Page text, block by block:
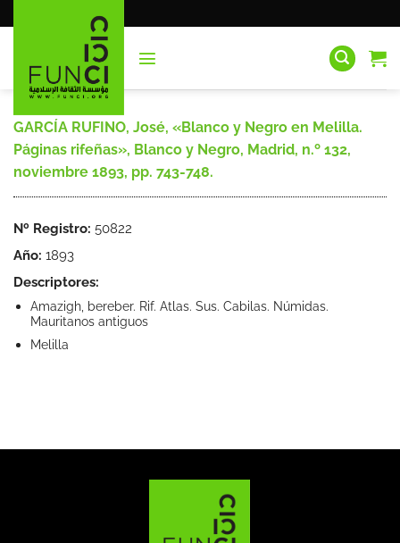
al
GARCÍA RUFINO, José, «Blanco y Negro en Melilla.
Páginas rifeñas», Blanco y Negro, Madrid, n.º 132,
noviembre 1893, pp. 743-748.
Nº Registro: 50822
Año: 1893
Descriptores:
Amazigh, bereber. Rif. Atlas. Sus. Cabilas. Númidas.
Mauritanos antiguos
Melilla